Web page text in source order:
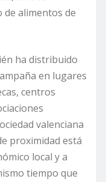
de alimentos de
ha distribuido
en lugares
centros
valenciana
proximidad está
local y a
tiempo que